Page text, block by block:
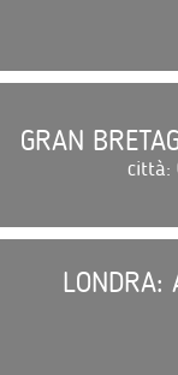
GRAN
città:
LONDRA: